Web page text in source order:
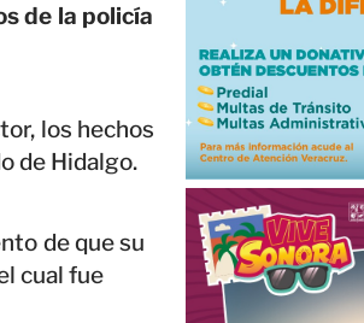
de la policía
los hechos
de Hidalgo.
de que su
cual fue